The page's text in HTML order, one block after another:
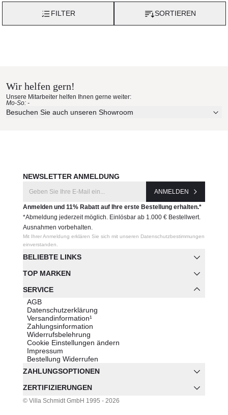
FILTER SORTIEREN
Wir helfen gern!
Unsere Mitarbeiter helfen Ihnen gerne weiter:
Mo-So: -
Besuchen Sie auch unseren Showroom
BELIEBTE LINKS
TOP MARKEN
SERVICE
AGB
Datenschutzerklärung
Versandinformation¹
Zahlungsinformation
Widerrufsbelehrung
Cookie Einstellungen ändern
Impressum
Bestellung Widerrufen
NEWSLETTER ANMELDUNG
ANMELDEN
Anmelden und 11% Rabatt auf Ihre erste Bestellung erhalten.*
*Abmeldung jederzeit möglich. Einlösbar ab 1.000 € Bestellwert.
Ausnahmen vorbehalten.
Mit Ihrer Anmeldung erklären Sie sich mit unseren Datenschutzbestimmungen
einverstanden.
ZAHLUNGSOPTIONEN
ZERTIFIZIERUNGEN
© Villa Schmidt GmbH 1995 - 2026